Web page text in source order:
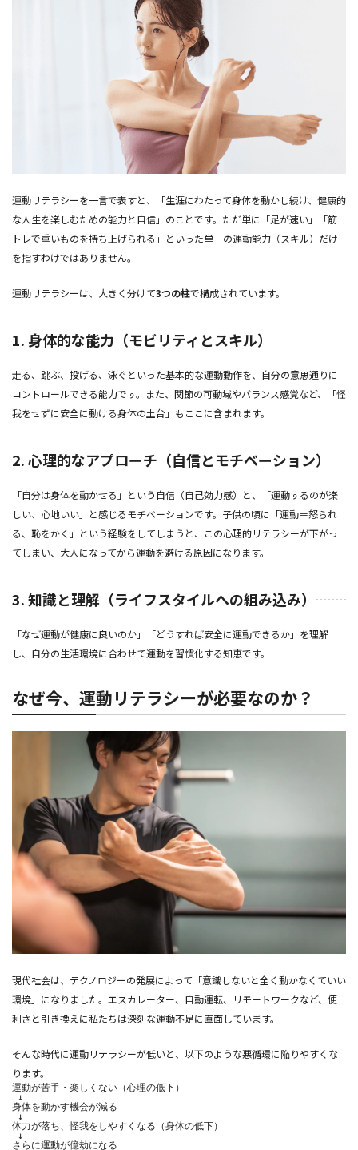
運動リテラシーを一言で表すと、「生涯にわたって身体を動かし続け、健康的
な人生を楽しむための能力と自信」のことです。ただ単に「足が速い」「筋
トレで重いものを持ち上げられる」といった単一の運動能力（スキル）だけ
を指すわけではありません。
運動リテラシーは、大きく分けて3つの柱で構成されています。
1. 身体的な能力（モビリティとスキル）
走る、跳ぶ、投げる、泳ぐといった基本的な運動動作を、自分の意思通りに
コントロールできる能力です。また、関節の可動域やバランス感覚など、「怪
我をせずに安全に動ける身体の土台」もここに含まれます。
2. 心理的なアプローチ（自信とモチベーション）
「自分は身体を動かせる」という自信（自己効力感）と、「運動するのが楽
しい、心地いい」と感じるモチベーションです。子供の頃に「運動＝怒られ
る、恥をかく」という経験をしてしまうと、この心理的リテラシーが下がっ
てしまい、大人になってから運動を避ける原因になります。
3. 知識と理解（ライフスタイルへの組み込み）
「なぜ運動が健康に良いのか」「どうすれば安全に運動できるか」を理解
し、自分の生活環境に合わせて運動を習慣化する知恵です。
なぜ今、運動リテラシーが必要なのか？
現代社会は、テクノロジーの発展によって「意識しないと全く動かなくていい
環境」になりました。エスカレーター、自動運転、リモートワークなど、便
利さと引き換えに私たちは深刻な運動不足に直面しています。
そんな時代に運動リテラシーが低いと、以下のような悪循環に陥りやすくな
ります。
運動が苦手・楽しくない（心理の低下）
身体を動かす機会が減る
体力が落ち、怪我をしやすくなる（身体の低下）